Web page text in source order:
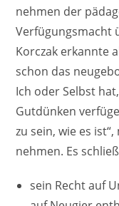
nehmen der
Verfügungsmacht
Korczak erkannte
schon das
Ich oder Selbst
Gutdünken
zu sein, wie es
nehmen. Es
sein Recht auf